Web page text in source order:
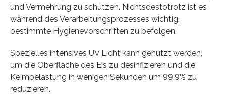
und Vermehrung zu schützen. Nichtsdestotrotz ist es
während des Verarbeitungsprozesses wichtig,
bestimmte Hygienevorschriften zu befolgen.
Spezielles intensives UV Licht kann genutzt werden,
um die Oberfläche des Eis zu desinfizieren und die
Keimbelastung in wenigen Sekunden um 99,9% zu
reduzieren.